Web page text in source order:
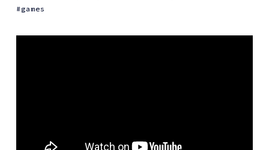
games